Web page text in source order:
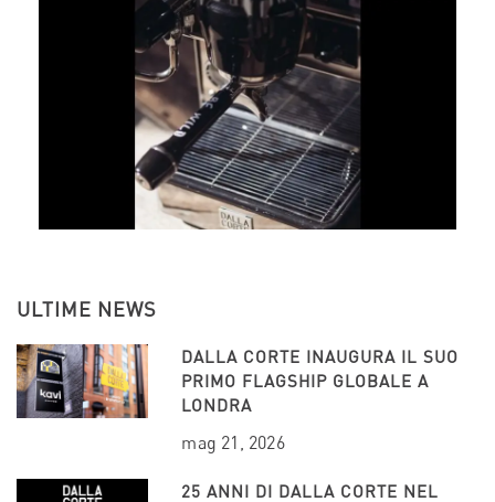
ULTIME NEWS
DALLA CORTE INAUGURA IL SUO
PRIMO FLAGSHIP GLOBALE A
LONDRA
mag 21, 2026
25 ANNI DI DALLA CORTE NEL